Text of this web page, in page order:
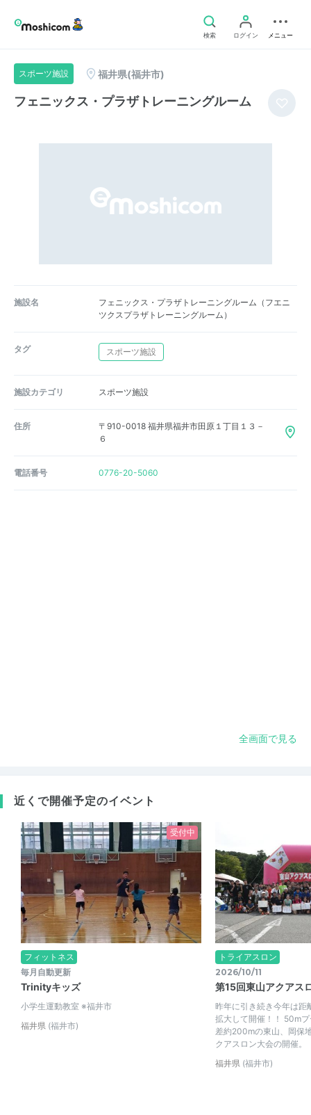
検索 ログイン メニュー
スポーツ施設 福井県(福井市)
フェニックス・プラザトレーニングルーム
施設名
フェニックス・プラザトレーニングルーム（フエニ
ツクスプラザトレーニングルーム）
タグ スポーツ施設
施設カテゴリ スポーツ施設
住所
〒910-0018 福井県福井市田原１丁目１３－
６
電話番号 0776-20-5060
全画面で見る
近くで開催予定のイベント
受付中
フィットネス
毎月自動更新
Trinityキッズ
小学生運動教室 ※福井市
福井県 (福井市)
トライアスロン
2026/10/11
第15回東山アクアス
昨年に引き続き今年は距
拡大して開催！！ 50m
差約200mの東山、岡保
クアスロン大会の開催。
福井県 (福井市)